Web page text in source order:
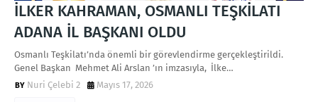
İLKER KAHRAMAN, OSMANLI TEŞKİLATI
ADANA İL BAŞKANI OLDU
Osmanlı Teşkilatı’nda önemli bir görevlendirme gerçekleştirildi.
Genel Başkan Mehmet Ali Arslan ’ın imzasıyla, İlke…
Nuri Çelebi 2
Mayıs 17, 2026